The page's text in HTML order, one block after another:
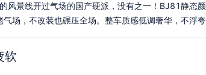
风景线开过气场的国产硬派，没有之一！BJ81静态
场，不改装也碾压全场。整车质感低调奢华，不浮
软